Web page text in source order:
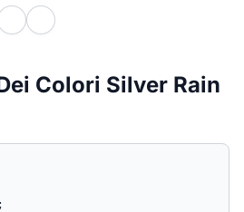
Colori Silver Rain
;